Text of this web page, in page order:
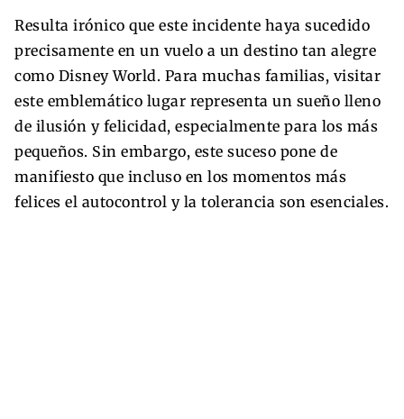
Resulta irónico que este incidente haya sucedido
precisamente en un vuelo a un destino tan alegre
como Disney World. Para muchas familias, visitar
este emblemático lugar representa un sueño lleno
de ilusión y felicidad, especialmente para los más
pequeños. Sin embargo, este suceso pone de
manifiesto que incluso en los momentos más
felices el autocontrol y la tolerancia son esenciales.